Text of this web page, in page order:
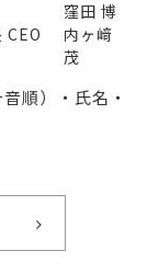
窪田 博
CEO
内ヶ﨑
茂
順）・氏名・